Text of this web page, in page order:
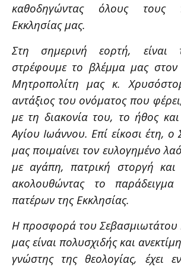
καθοδηγώντας όλους τους
Εκκλησίας μας.
Στη σημερινή εορτή,
στρέφουμε το βλέμμα μας στον
Μητροπολίτη μας κ.
αντάξιος του ονόματος που φέρει,
με τη διακονία του, το ήθος
Αγίου Ιωάννου. Επί είκοσι έτη, ο
μας ποιμαίνει τον ευλογημένο
με αγάπη, πατρική στοργή και
ακολουθώντας το
πατέρων της Εκκλησίας.
Η προσφορά του Σεβασμιωτάτου
μας είναι πολυσχιδής και
γνώστης της θεολογίας, έχει